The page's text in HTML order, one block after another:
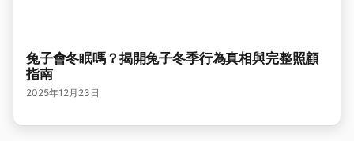
兔子會冬眠嗎？揭開兔子冬季行為真相與完整照顧
指南
2025年12月23日